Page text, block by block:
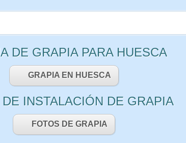
DE GRAPIA PARA HUESCA
GRAPIA EN HUESCA
INSTALACIÓN DE GRAPIA
FOTOS DE GRAPIA